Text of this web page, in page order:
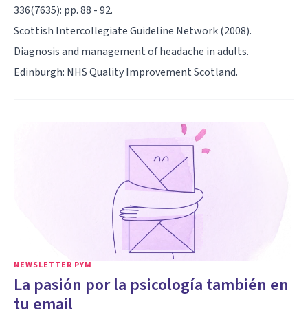
336(7635): pp. 88 - 92.
Scottish Intercollegiate Guideline Network (2008).
Diagnosis and management of headache in adults.
Edinburgh: NHS Quality Improvement Scotland.
NEWSLETTER PYM
La pasión por la psicología también en
tu email